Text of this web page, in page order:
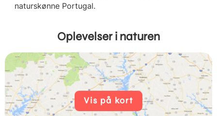
naturskønne Portugal.
Oplevelser i naturen
Vis på kort